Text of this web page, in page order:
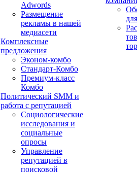
Adwords
Размещение
рекламы в нашей
медиасети
Комплексные
предложения
Эконом-комбо
Стандарт-Комбо
Премиум-класс
Комбо
Политический SMM и
работа с репутацией
Социологические
исследования и
социальные
опросы
Управление
репутацией в
поисковой